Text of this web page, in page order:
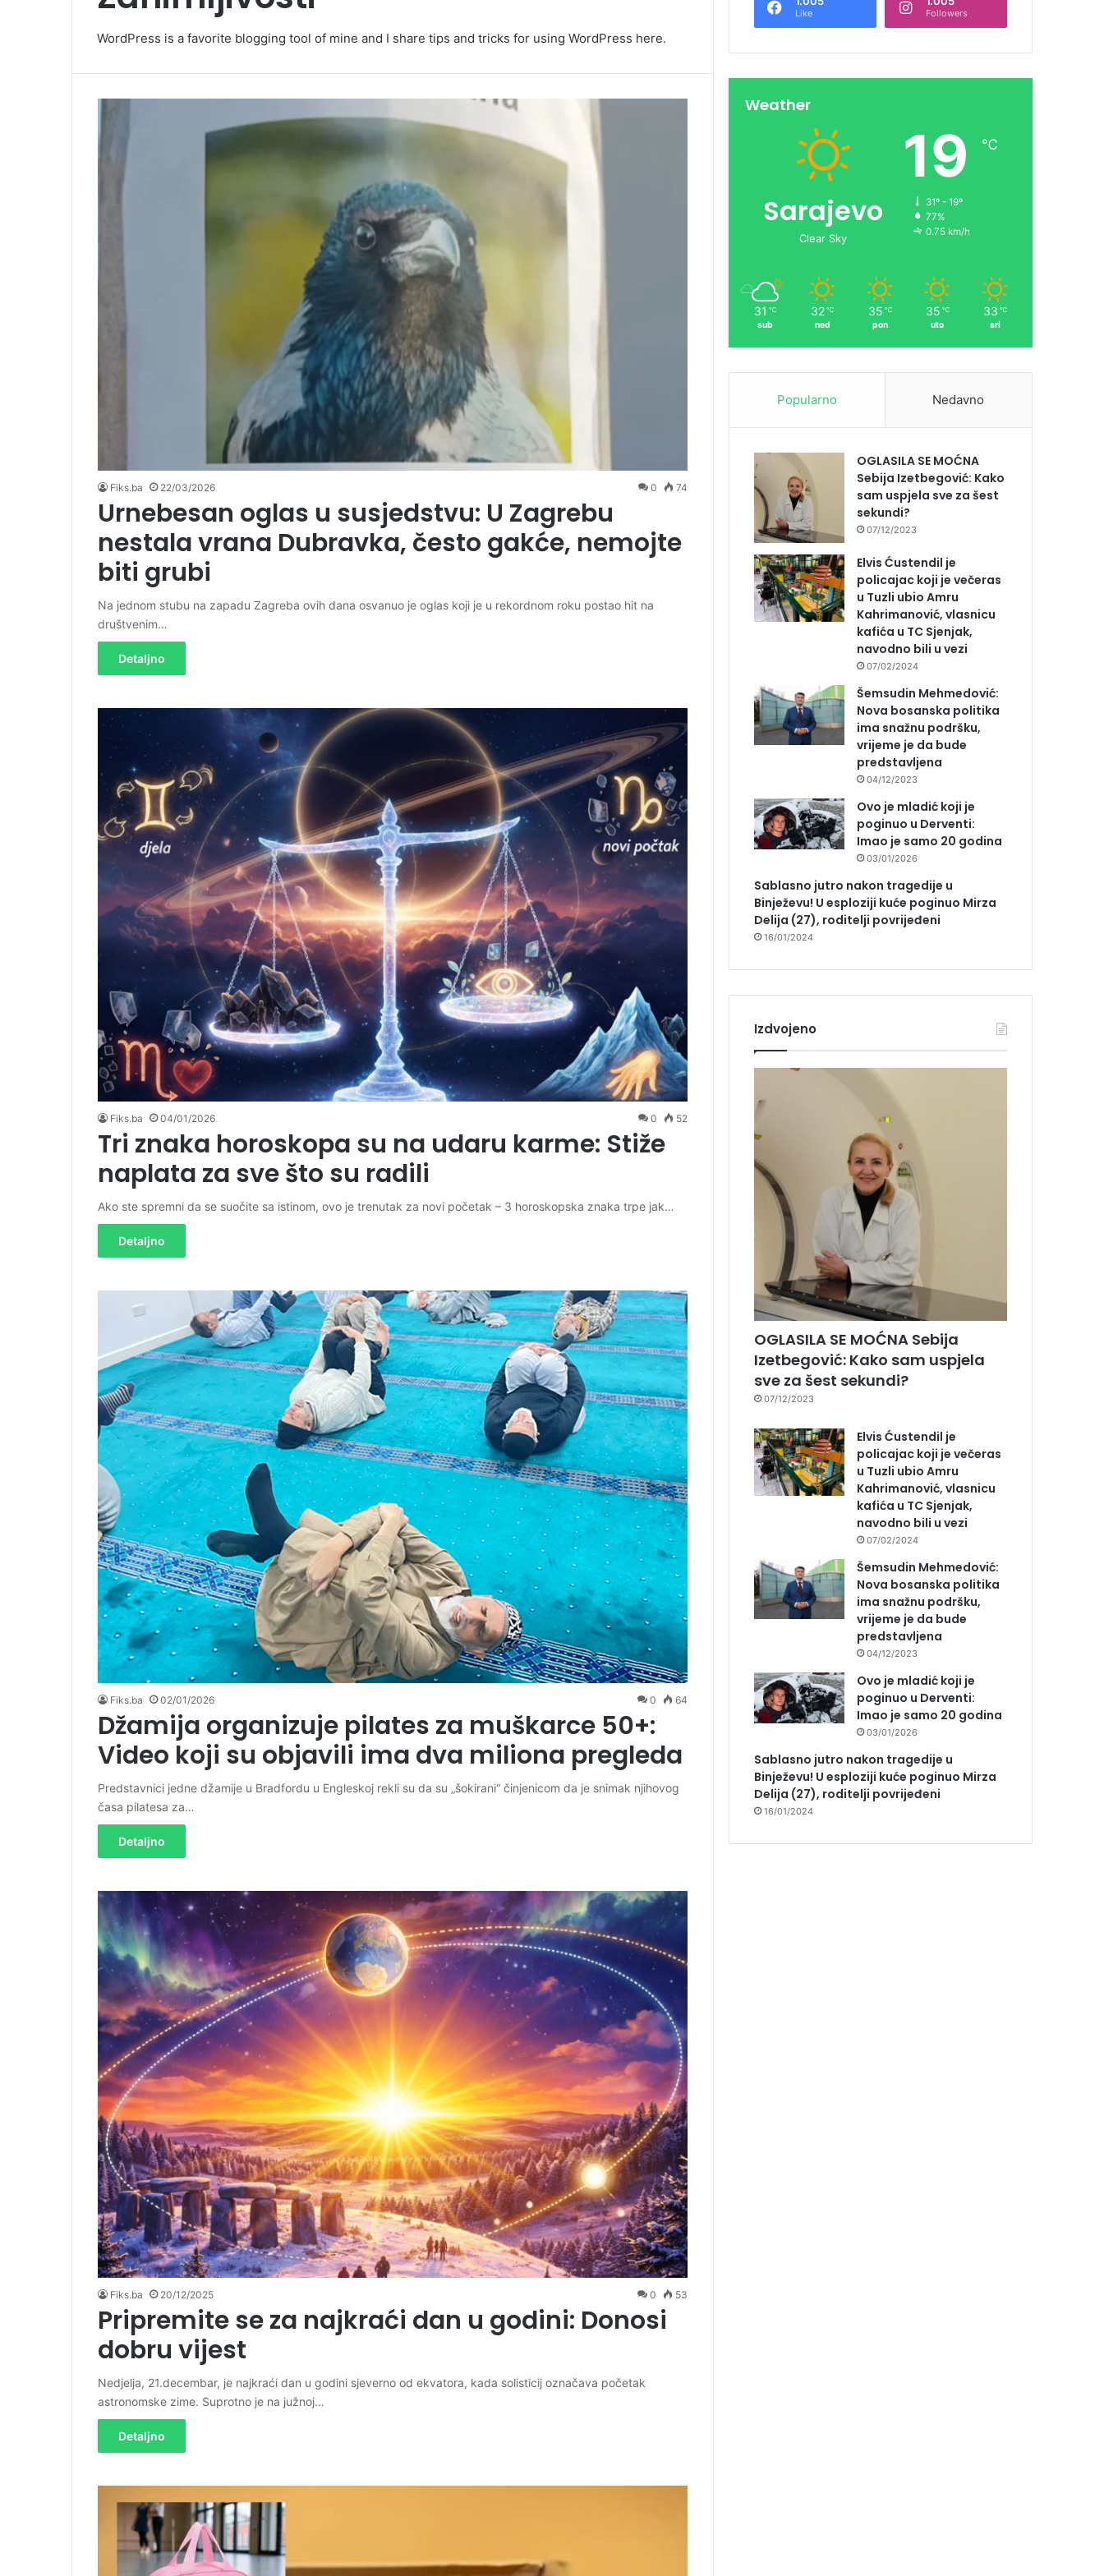
WordPress is a favorite blogging tool of mine and I share tips and tricks for using WordPress here.
Fiks.ba 22/03/2026 0 74
Urnebesan oglas u susjedstvu: U Zagrebu
nestala vrana Dubravka, često gakće, nemojte
biti grubi
Na jednom stubu na zapadu Zagreba ovih dana osvanuo je oglas koji je u rekordnom roku postao hit na
društvenim…
Detaljno
Fiks.ba 04/01/2026 0 52
Tri znaka horoskopa su na udaru karme: Stiže
naplata za sve što su radili
Ako ste spremni da se suočite sa istinom, ovo je trenutak za novi početak – 3 horoskopska znaka trpe jak…
Detaljno
Fiks.ba 02/01/2026 0 64
Džamija organizuje pilates za muškarce 50+:
Video koji su objavili ima dva miliona pregleda
Predstavnici jedne džamije u Bradfordu u Engleskoj rekli su da su „šokirani“ činjenicom da je snimak njihovog
časa pilatesa za…
Detaljno
Fiks.ba 20/12/2025 0 53
Pripremite se za najkraći dan u godini: Donosi
dobru vijest
Nedjelja, 21.decembar, je najkraći dan u godini sjeverno od ekvatora, kada solisticij označava početak
astronomske zime. Suprotno je na južnoj…
Detaljno
Like Followers
Weather
Sarajevo
Clear Sky
19 ℃
31º - 19º
77%
0.75 km/h
31 ℃
sub
32 ℃
ned
35 ℃
pon
35 ℃
uto
33 ℃
sri
Popularno Nedavno
OGLASILA SE MOĆNA
Sebija Izetbegović: Kako
sam uspjela sve za šest
sekundi?
07/12/2023
Elvis Ćustendil je
policajac koji je večeras
u Tuzli ubio Amru
Kahrimanović, vlasnicu
kafića u TC Sjenjak,
navodno bili u vezi
07/02/2024
Šemsudin Mehmedović:
Nova bosanska politika
ima snažnu podršku,
vrijeme je da bude
predstavljena
04/12/2023
Ovo je mladić koji je
poginuo u Derventi:
Imao je samo 20 godina
03/01/2026
Sablasno jutro nakon tragedije u
Binježevu! U esploziji kuće poginuo Mirza
Delija (27), roditelji povrijeđeni
16/01/2024
Izdvojeno
OGLASILA SE MOĆNA Sebija
Izetbegović: Kako sam uspjela
sve za šest sekundi?
07/12/2023
Elvis Ćustendil je
policajac koji je večeras
u Tuzli ubio Amru
Kahrimanović, vlasnicu
kafića u TC Sjenjak,
navodno bili u vezi
07/02/2024
Šemsudin Mehmedović:
Nova bosanska politika
ima snažnu podršku,
vrijeme je da bude
predstavljena
04/12/2023
Ovo je mladić koji je
poginuo u Derventi:
Imao je samo 20 godina
03/01/2026
Sablasno jutro nakon tragedije u
Binježevu! U esploziji kuće poginuo Mirza
Delija (27), roditelji povrijeđeni
16/01/2024